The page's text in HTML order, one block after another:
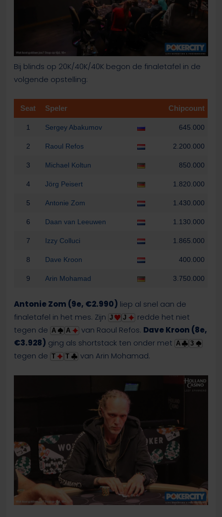
Bij blinds op 20K/40K/40K begon de finaletafel in de
volgende opstelling:
Seat Speler Chipcount
1 Sergey Abakumov 645.000
2 Raoul Refos 2.200.000
3 Michael Koltun 850.000
4 Jörg Peisert 1.820.000
5 Antonie Zom 1.430.000
6 Daan van Leeuwen 1.130.000
7 Izzy Colluci 1.865.000
8 Dave Kroon 400.000
9 Arin Mohamad 3.750.000
Antonie Zom (9e, €2.990) liep al snel aan de
finaletafel in het mes. Zijn J J
redde het niet
tegen de A A van Raoul Refos. Dave Kroon (8e,
€3.928) ging als shortstack ten onder met A 3
tegen de T T van Arin Mohamad.